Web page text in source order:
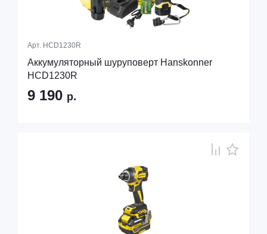
Арт. HCD1230R
Аккумуляторный шуруповерт Hanskonner
HCD1230R
9 190 р.